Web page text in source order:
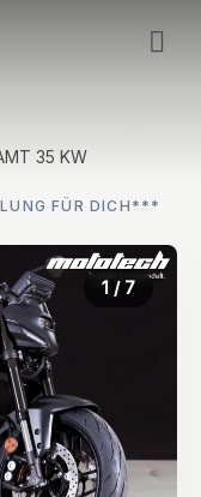
35 KW
FÜR DICH***
1 / 7